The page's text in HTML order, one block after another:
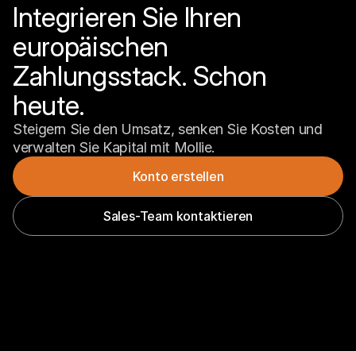
Integrieren Sie Ihren
europäischen
Zahlungsstack. Schon
heute.
Steigern Sie den Umsatz, senken Sie Kosten und
verwalten Sie Kapital mit Mollie.
Konto erstellen
Sales-Team kontaktieren